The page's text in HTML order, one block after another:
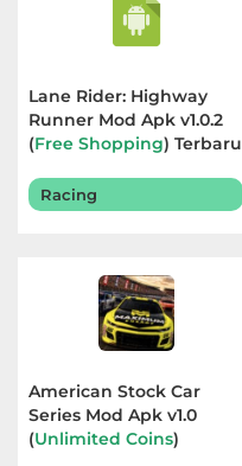
Lane Rider: Highway
Runner Mod Apk v1.0.2
(Free Shopping) Terbaru
Racing
American Stock Car
Series Mod Apk v1.0
(Unlimited Coins)